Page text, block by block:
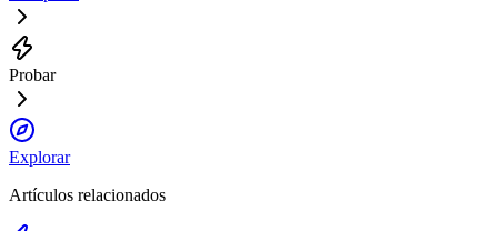
Probar
Explorar
Artículos relacionados